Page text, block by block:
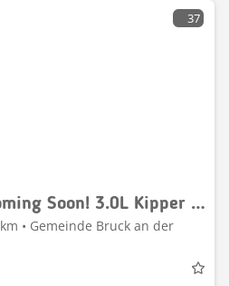
37
Iveco Daily 35C16 Coming Soon! 3.0L Kipper Doppelbereifu